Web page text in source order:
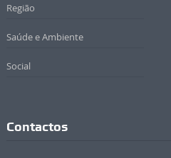
Região
Saúde e Ambiente
Social
Contactos